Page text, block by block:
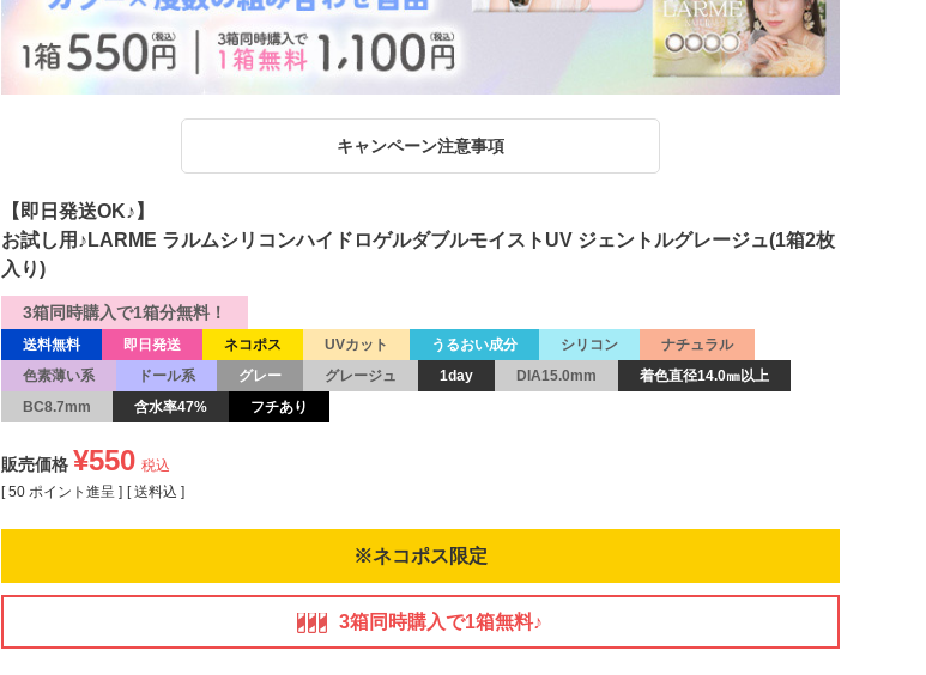
キャンペーン注意事項
【即日発送OK♪】
お試し用♪LARME ラルムシリコンハイドロゲルダブルモイストUV ジェントルグレージュ(1箱2枚
入り)
送料無料 即日発送 ネコポス UVカット うるおい成分 シリコン
ナチュラル
色素薄い系
ドール系 グレー グレージュ 1day DIA15.0mm
着色直径14.0㎜以上
BC8.7mm
含水率47% フチあり
3箱同時購入で1箱分無料！
販売価格 ¥550 税込
[ 50 ポイント進呈 ] 送料込
※ネコポス限定
3箱同時購入で1箱無料♪